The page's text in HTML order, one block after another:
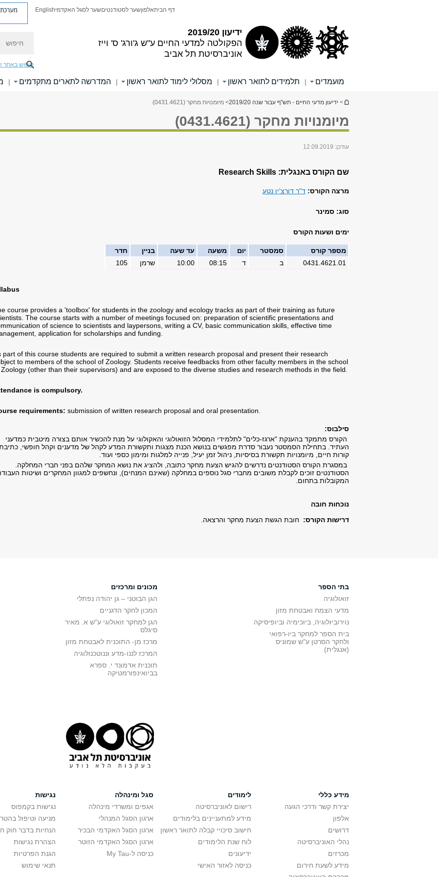
ידיעון 2019/20
הפקולטה למדעי החיים ע"ש ג'ורג' ס' וייז
אוניברסיטת תל אביב
דף הביתאלפוןשער לסטודנטיםשער לסגל האקדמיEnglish מערכת
חיפוש באתר
מועמדים | תלמידים לתואר ראשון | מסלולי לימוד לתואר ראשון | המדרשה לתארים מתקדמים |
הינך נמצא כאן
> ידיעון מדעי החיים - תש"ף עבור שנה 2019/20 > מיומנויות מחקר (0431.4621)
מיומנויות מחקר (0431.4621)
עודכן: 12.09.2019
שם הקורס באנגלית: Research Skills
מרצה הקורס: ד"ר דורצ'ין נטע
סוג: סמינר
ימים ושעות הקורס
מספר קורס סמסטר יום משעה עד שעה בניין
חדר
0431.4621.01
ב ד 08:15
10:00 שרמן 105
course provides a 'toolbox' for students in the zoology and ecology tracks as part of their training as future
The course starts with a number of meetings focused on: preparation of scientific presentations and
of science to scientists and laypersons, writing a CV, basic communication skills, effective time
application for scholarships and funding.
part of this course students are required to submit a written research proposal and present their research
to members of the school of Zoology. Students receive feedbacks from other faculty members in the school
(other than their supervisors) and are exposed to the diverse studies and research methods in the field.
is compulsory.
requirements: submission of written research proposal and oral presentation.
סילבוס:
הקורס מתמקד בהענקת "ארגז-כלים" לתלמידי המסלול הזואולוגי והאקולוגי על מנת להכשיר אותם בצורה מיטבית כמדעני
העתיד. בתחילת הסמסטר נעבור סדרת מפגשים בנושא הכנת מצגות ותקשורת המדע לקהל של מדענים וקהל חופשי,
קורות חיים, מיומנויות תקשורת בסיסיות, ניהול זמן יעיל, פנייה למלגות ומימון כספי ועוד.
במסגרת הקורס הסטודנטים נדרשים להגיש הצעת מחקר כתובה, ולהציג את נושא המחקר שלהם בפני חברי המחלקה.
הסטודנטים זוכים לקבלת משובים מחברי סגל נוספים במחלקה (שאינם המנחים), ונחשפים למגוון המחקרים ושיטות
המקובלות בתחום.
נוכחות חובה
דרישות הקורס: חובת הגשת הצעת מחקר והרצאה.
בתי הספר
זואולוגיה
מדעי הצמח ואבטחת מזון
נוירוביולוגיה, ביוכימיה וביופיסיקה
בית הספר למחקר ביו-רפואי
ולחקר הסרטן ע"ש שמוניס
(אנגלית)
מכונים ומרכזים
הגן הבוטני – גן יהודה נפתלי
המכון לחקר הדגניים
הגן למחקר זואולוגי ע"ש א. מאיר
סיגלס
מרכז מן- התוכנית לאבטחת מזון
המרכז לננו-מדע וננוטכנולוגיה
תוכנית אדמונד י. ספרא
בביואינפורמטיקה
מידע כללי
יצירת קשר ודרכי הגעה
אלפון
דרושים
נהלי האוניברסיטה
מכרזים
מידע לשעת חירום
לימודים
רישום לאוניברסיטה
מידע למתעניינים בלימודים
חישוב סיכויי קבלה לתואר ראשון
לוח שנת הלימודים
ידיעונים
כניסה לאזור האישי
סגל ומינהלה
אגפים ומשרדי מינהלה
ארגון הסגל המנהלי
ארגון הסגל האקדמי הבכיר
ארגון הסגל האקדמי הזוטר
כניסה ל-My Tau
נגישות
נגישות בקמפוס
מניעה וטיפול
הנחיות בדבר חוק
הצהרת נגישות
הגנת הפרטיות
תנאי שימוש